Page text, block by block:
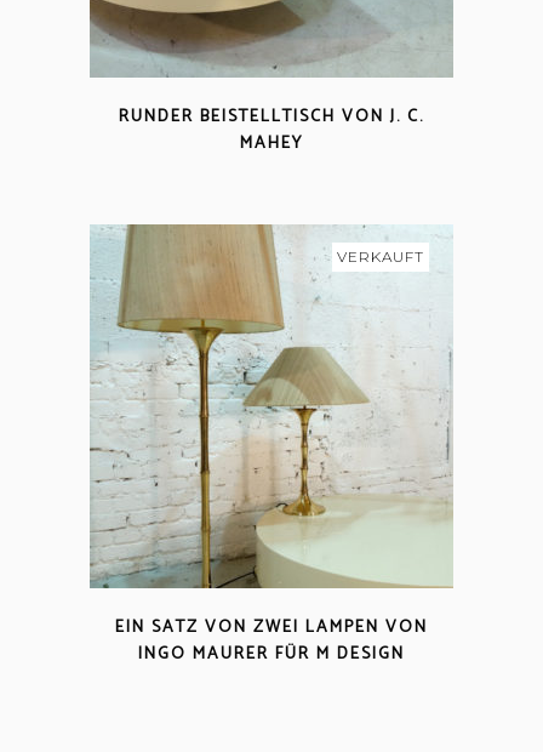
RUNDER BEISTELLTISCH VON J. C.
MAHEY
VERKAUFT
EIN SATZ VON ZWEI LAMPEN VON
INGO MAURER FÜR M DESIGN